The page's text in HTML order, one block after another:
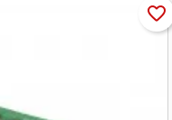
favorite_border